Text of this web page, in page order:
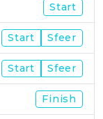
Start
Start Sfeer
Start Sfeer
Finish